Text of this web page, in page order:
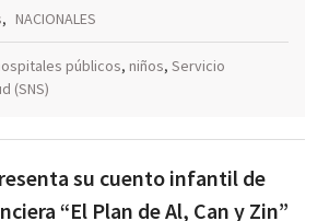
, NACIONALES
públicos, niños, Servicio
(SNS)
su cuento infantil de
“El Plan de Al, Can y Zin”